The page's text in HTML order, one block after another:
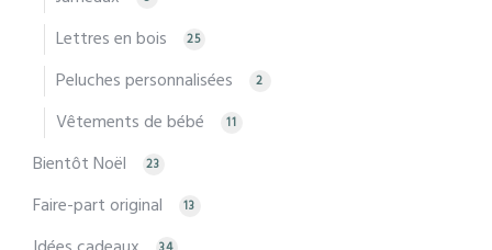
Lettres en bois 25
Peluches personnalisées 2
Vêtements de bébé 11
Bientôt Noël 23
Faire-part original 13